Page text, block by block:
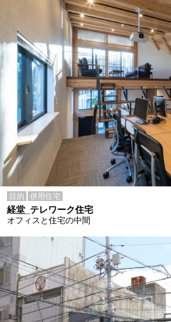
目的 併用住宅
経堂_テレワーク住宅
オフィスと住宅の中間